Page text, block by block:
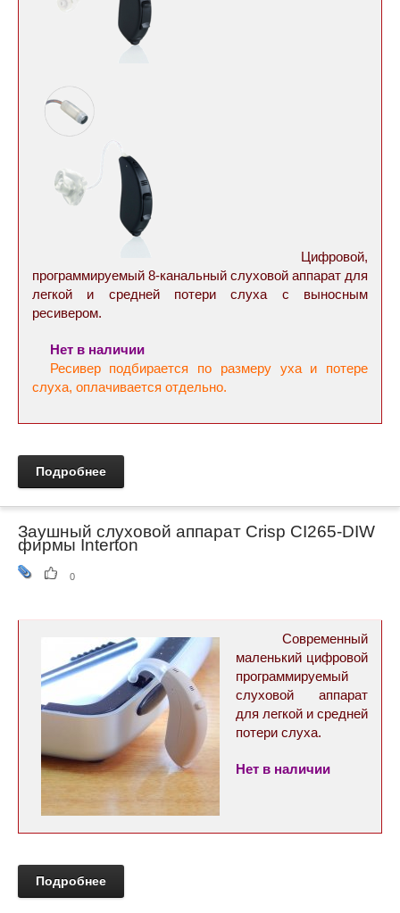
Цифровой,
программируемый 8-канальный cлуховой аппарат для
легкой и средней потери слуха с выносным
ресивером.
Нет в наличии
Ресивер подбирается по размеру уха и потере
слуха, оплачивается отдельно.
Подробнее
Заушный слуховой аппарат Crisp CI265-DIW
фирмы Interton
0
Современный
маленький цифровой
программируемый
слуховой аппарат
для легкой и средней
потери слуха.
Нет в наличии
Подробнее